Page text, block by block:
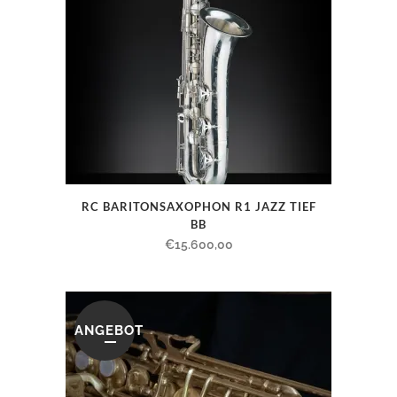
RC BARITONSAXOPHON R1 JAZZ TIEF
BB
€15.600,00
ANGEBOT